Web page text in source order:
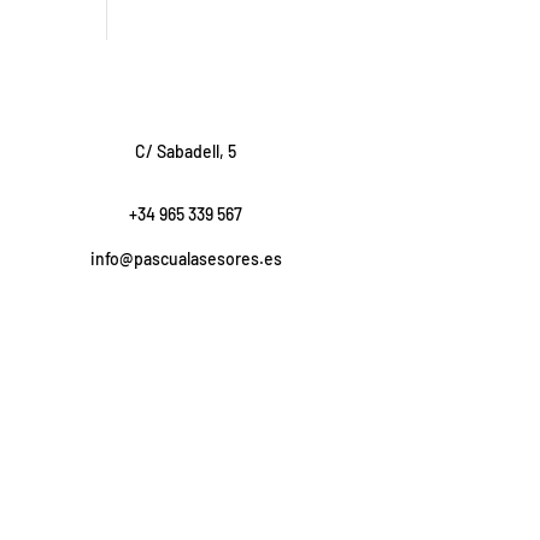
C/ Sabadell, 5
+34 965 339 567
info@pascualasesores.es